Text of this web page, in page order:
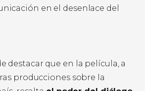
en el desenlace del
destacar que en la película, a
producciones sobre la